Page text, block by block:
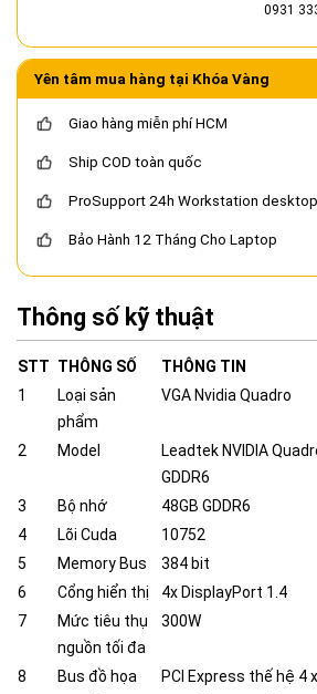
0931
Yên tâm mua hàng tại Khóa Vàng
Giao hàng miễn phí HCM
Ship COD toàn quốc
ProSupport 24h Workstation desktop
Bảo Hành 12 Tháng Cho Laptop
Thông số kỹ thuật
STT THÔNG SỐ
THÔNG TIN
1
Loại sản
phẩm
VGA Nvidia Quadro
2 Model
Leadtek NVIDIA
GDDR6
3
Bộ nhớ
48GB GDDR6
4
Lõi Cuda
10752
5
Memory Bus
384 bit
6
Cổng hiển thị
4x DisplayPort 1.4
7
Mức tiêu thụ
nguồn tối đa
300W
8 Bus đồ họa
PCI Express thế hệ 4